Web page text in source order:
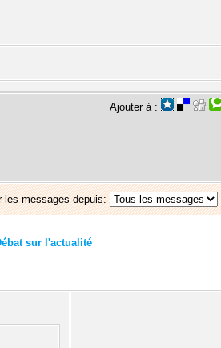
Ajouter à :
les messages depuis:
sur l'actualité